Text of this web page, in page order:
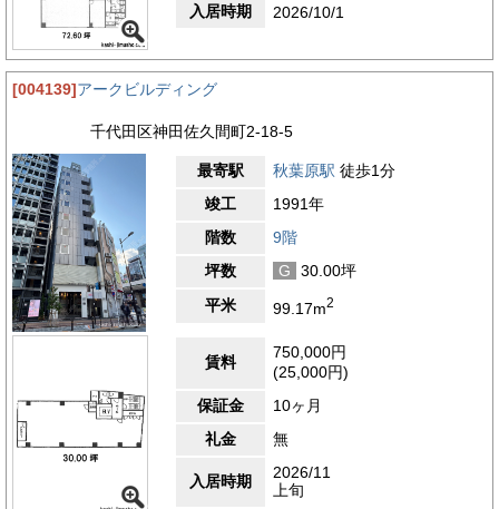
入居時期
2026/10/1
[004139]アークビルディング
千代田区神田佐久間町2-18-5
最寄駅 秋葉原駅 徒歩1分
竣工
1991年
階数
9階
坪数
G
30.00坪
平米
99.17m2
賃料
750,000円
(25,000円)
保証金
10ヶ月
礼金
無
入居時期
2026/11
上旬